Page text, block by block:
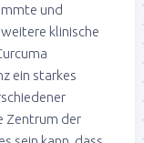
und
klinische
ein starkes
Zentrum der